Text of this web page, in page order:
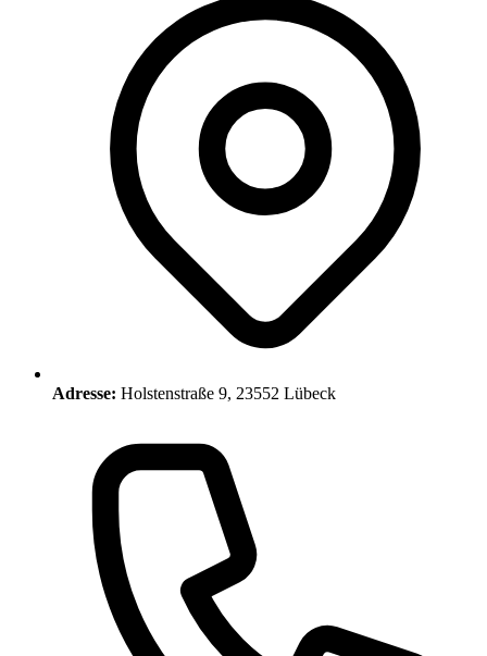
Adresse: Holstenstraße 9, 23552 Lübeck